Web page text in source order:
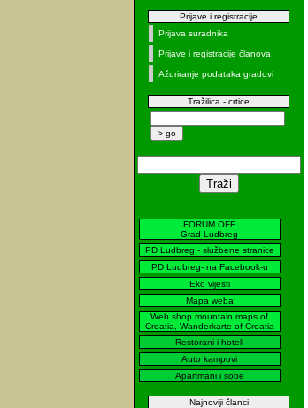
Prijave i registracije
Prijava suradnika
Prijave i registracije članova
Ažuriranje podataka gradovi
Tražilica - crtice
FORUM OFF
Grad Ludbreg
PD Ludbreg - službene stranice
PD Ludbreg- na Facebook-u
Eko vijesti
Mapa weba
Web shop mountain maps of
Croatia, Wanderkarte of Croatia
Restorani i hoteli
Auto kampovi
Apartmani i sobe
Najnoviji članci